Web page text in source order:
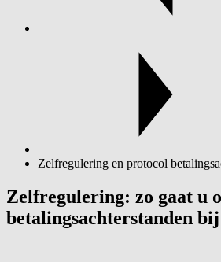
Zelfregulering en protocol
Zelfregulering: zo gaat u
betalingsachterstanden